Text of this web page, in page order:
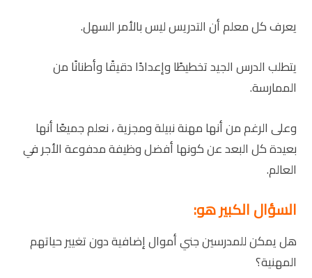
يعرف كل معلم أن التدريس ليس بالأمر السهل.
يتطلب الدرس الجيد تخطيطًا وإعدادًا دقيقًا وأطنانًا من
الممارسة.
وعلى الرغم من أنها مهنة نبيلة ومجزية ، نعلم جميعًا أنها
بعيدة كل البعد عن كونها أفضل وظيفة مدفوعة الأجر في
العالم.
السؤال الكبير هو:
هل يمكن للمدرسين جني أموال إضافية دون تغيير حياتهم
المهنية؟